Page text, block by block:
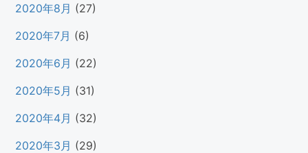
2020年8月 (27)
2020年7月 (6)
2020年6月 (22)
2020年5月 (31)
2020年4月 (32)
2020年3月 (29)